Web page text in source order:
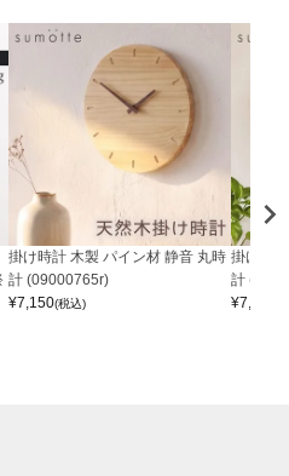
掛け時計 木製 パイン材 静音 丸時
計 (09000765r)
¥7,150(税込)
掛け時
計
¥7,150